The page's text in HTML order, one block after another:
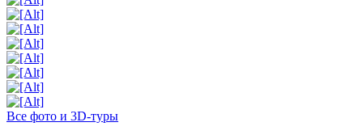
Все фото и 3D-туры